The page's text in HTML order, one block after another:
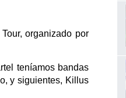
organizado por
teníamos bandas
y siguientes, Killus